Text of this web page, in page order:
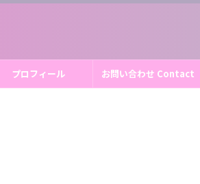
プロフィール お問い合わせ Contact